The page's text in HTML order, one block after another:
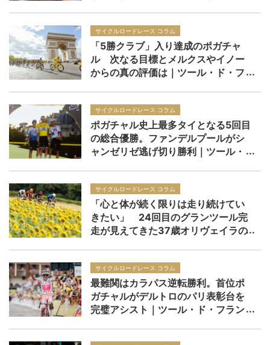
サイクルロードレース コラム
「5勝クラブ」入り達成のポガチャ
ル 次なる目標とメルクスやイノー
からの真の評価は｜ツール・ド・フ
サイクルロードレース コラム
ポガチャル史上最多タイとなる5回目
の総合優勝。ファンデルプールがシ
ャンゼリゼ逃げ切り勝利｜ツール・
サイクルロードレース コラム
「心と体が続く限りは走り続けてい
きたい」 24回目のグランツール完
走が見えてきた37歳オリヴェイラの
サイクルロードレース コラム
最難関はカラパス逆転勝利。首位ポ
ガチャルがデルトロのパリ表彰台を
完璧アシスト｜ツール・ド・フラン